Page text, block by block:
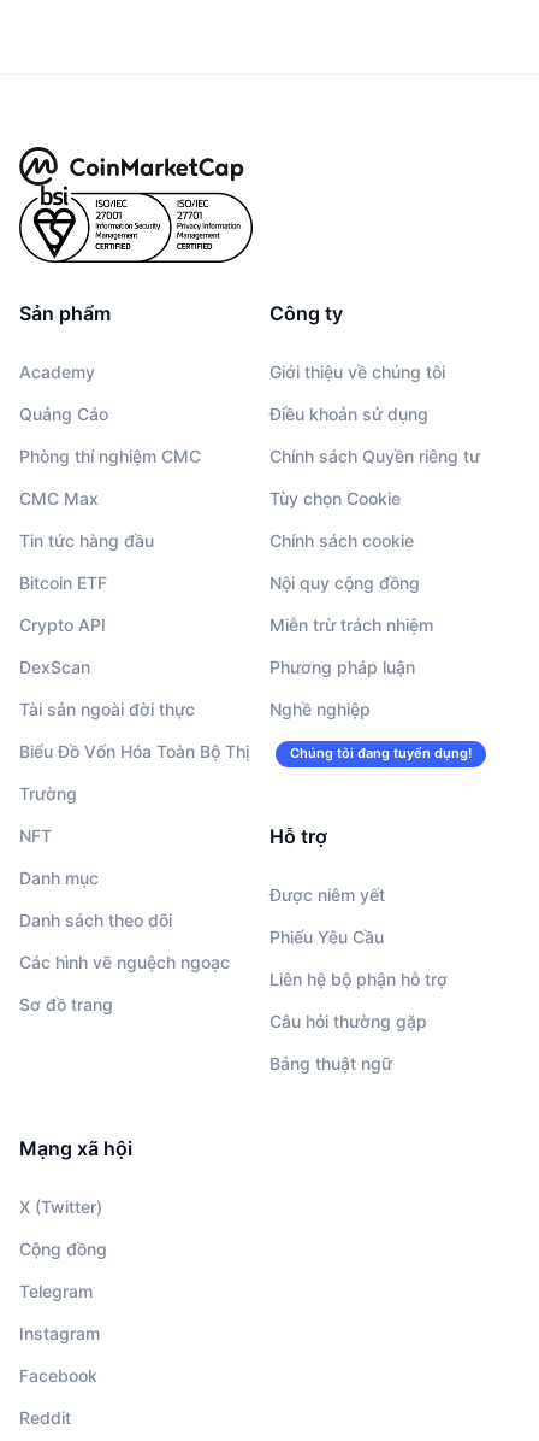
Sản phẩm
Academy
Quảng Cáo
Phòng thí nghiệm CMC
CMC Max
Tin tức hàng đầu
Bitcoin ETF
Crypto API
DexScan
Tài sản ngoài đời thực
Biểu Đồ Vốn Hóa Toàn Bộ Thị
Trường
NFT
Danh mục
Danh sách theo dõi
Các hình vẽ nguệch ngoạc
Sơ đồ trang
Công ty
Giới thiệu về chúng tôi
Điều khoản sử dụng
Chính sách Quyền riêng tư
Tùy chọn Cookie
Chính sách cookie
Nội quy cộng đồng
Miễn trừ trách nhiệm
Phương pháp luận
Nghề nghiệp
Chúng tôi đang tuyển dụng!
Hỗ trợ
Được niêm yết
Phiếu Yêu Cầu
Liên hệ bộ phận hỗ trợ
Câu hỏi thường gặp
Bảng thuật ngữ
Mạng xã hội
X (Twitter)
Cộng đồng
Telegram
Instagram
Facebook
Reddit